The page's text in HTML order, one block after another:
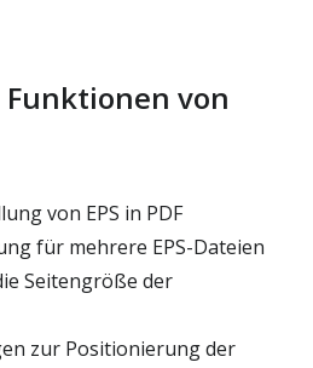
von
von EPS in PDF
für mehrere EPS-Dateien
Seitengröße der
zur Positionierung der